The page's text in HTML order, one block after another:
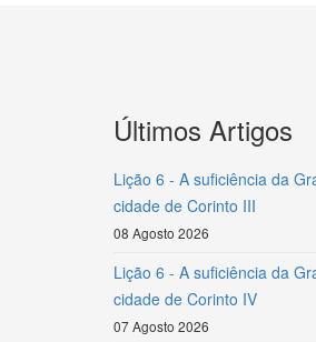
Últimos Artigos
Lição 6 - A suficiência da
cidade de Corinto III
08 Agosto 2026
Lição 6 - A suficiência da
cidade de Corinto IV
07 Agosto 2026